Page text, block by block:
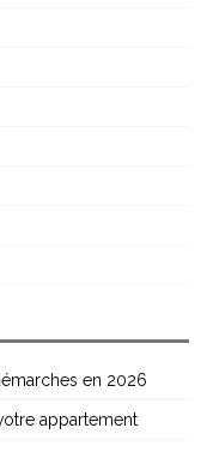
en 2026
appartement